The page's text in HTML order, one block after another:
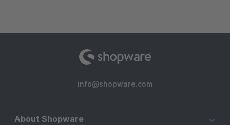
info@shopware.com
About Shopware